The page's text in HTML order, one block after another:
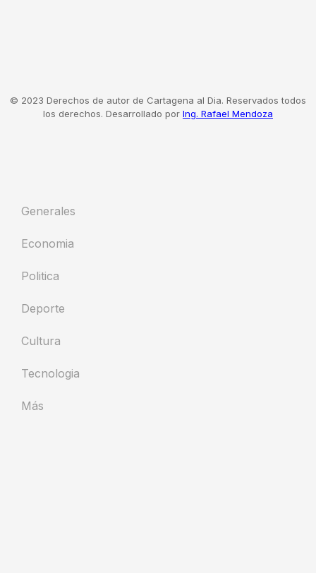
© 2023 Derechos de autor de Cartagena al Dia. Reservados todos
los derechos. Desarrollado por Ing. Rafael Mendoza
Generales
Economia
Politica
Deporte
Cultura
Tecnologia
Más